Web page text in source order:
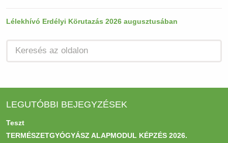
Lélekhívó Erdélyi Körutazás 2026 augusztusában
LEGUTÓBBI BEJEGYZÉSEK
Teszt
TERMÉSZETGYÓGYÁSZ ALAPMODUL KÉPZÉS 2026.